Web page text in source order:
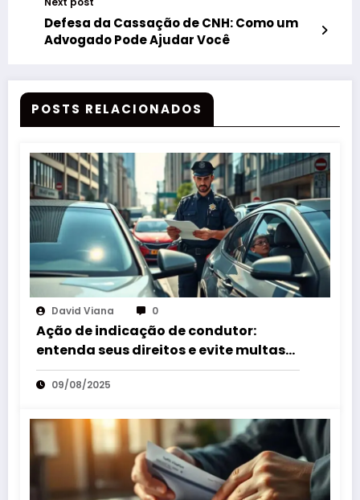
Defesa da Cassação de CNH: Como um
Advogado Pode Ajudar Você
POSTS RELACIONADOS
David Viana 0
Ação de indicação de condutor:
entenda seus direitos e evite multas
indevidas
09/08/2025